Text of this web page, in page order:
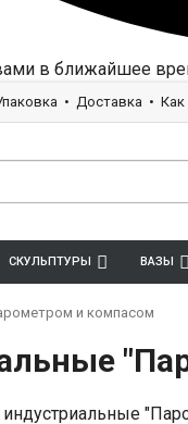
в ближайшее
Доставка Как
СКУЛЬПТУРЫ ВАЗЫ
и компасом